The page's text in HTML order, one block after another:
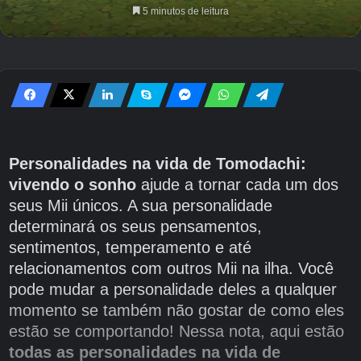
5 minutos de leitura
Personalidades na vida de Tomodachi:
vivendo o sonhoajude a tornar cada um dos
seus Mii únicos. A sua personalidade
determinará os seus pensamentos,
sentimentos, temperamento e até
relacionamentos com outros Mii na ilha. Você
pode mudar a personalidade deles a qualquer
momento se também não gostar de como eles
estão se comportando! Nessa nota, aqui estão
todas as personalidades na vida de